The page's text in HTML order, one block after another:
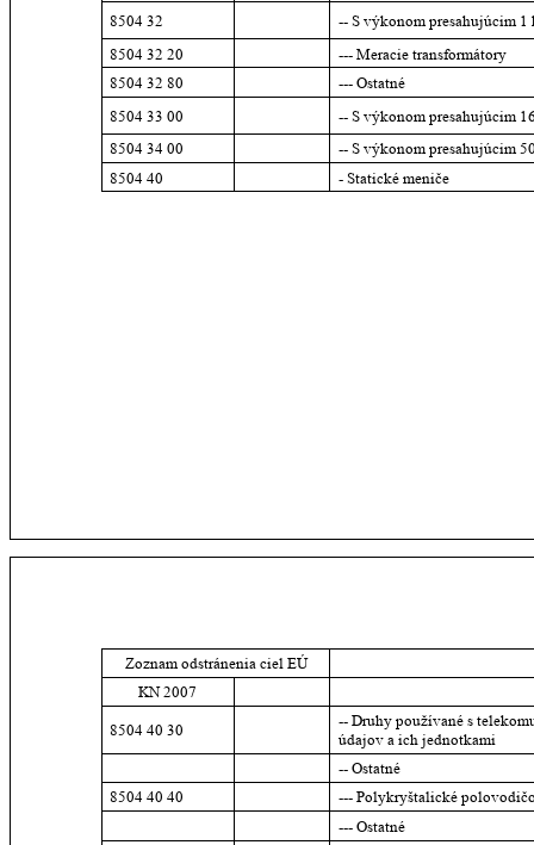
8504 32
-- S výkonom presahujúcim
8504 32 20
--- Meracie transformátory
8504 32 80
--- Ostatné
8504 33 00
-- S výkonom presahujúcim
8504 34 00
-- S výkonom presahujúcim
8504 40
- Statické meniče
Zoznam odstránenia ciel EÚ
KN 2007
8504 40 30
-- Druhy používané s
údajov a ich jednotkami
-- Ostatné
8504 40 40
--- Polykryštalické
--- Ostatné